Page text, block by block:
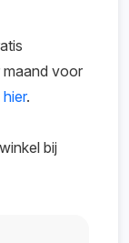
maand voor
hier.
bij